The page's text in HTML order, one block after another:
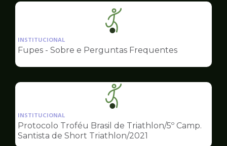
Ilustração
da
pagina
Esportes
INSTITUCIONAL
Fupes - Sobre e Perguntas Frequentes
Ilustração
da
pagina
de
INSTITUCIONAL
Protocolo Troféu Brasil de Triathlon/5º Camp.
Santista de Short Triathlon/2021